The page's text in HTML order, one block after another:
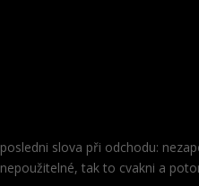
posledni slova při odchodu:
nepoužitelné, tak to cvakni a